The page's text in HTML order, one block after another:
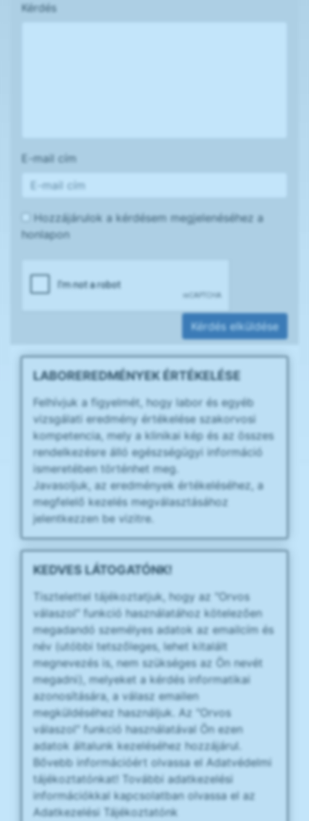
Kérdés
E-mail cím
Hozzájárulok a kérdésem megjelenéséhez a
honlapon
Kérdés elküldése
LABOREREDMÉNYEK ÉRTÉKELÉSE
Felhívjuk a figyelmét, hogy labor és egyéb
vizsgálati eredmény értékelése szakorvosi
kompetencia, mely a klinikai kép és az összes
rendelkezésre álló egészségügyi információ
ismeretében történhet meg.
Javasoljuk, az eredmények értékeléséhez, a
megfelelő kezelés megválasztásához
jelentkezzen be vizitre.
KEDVES LÁTOGATÓNK!
Tisztelettel tájékoztatjuk, hogy az "Orvos
válaszol" funkció használatához kötelezően
megadandó személyes adatok az emailcím és
név (utóbbi tetszőleges, lehet kitalált
megnevezés is, nem szükséges az Ön nevét
megadni), melyeket a kérdés informatikai
azonosítására, a válasz emailen
megküldéséhez használjuk. Az "Orvos
válaszol" funkció használatával Ön ezen
adatok általunk kezeléséhez hozzájárul.
Bővebb információért olvassa el Adatvédelmi
tájékoztatónkat! További adatkezelési
információkkal kapcsolatban olvassa el az
Adatkezelési Tájékoztatónk